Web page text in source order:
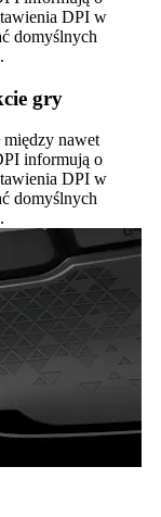
DPI w
domyślnych
gry
nawet
informują o
DPI w
domyślnych